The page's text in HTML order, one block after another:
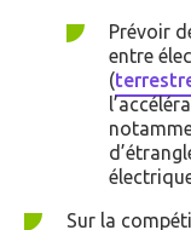
Prévoir
entre
(
Sur la